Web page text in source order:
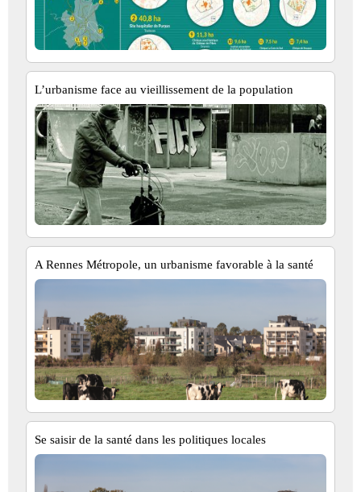
L’urbanisme face au vieillissement de la population
A Rennes Métropole, un urbanisme favorable à la santé
Se saisir de la santé dans les politiques locales